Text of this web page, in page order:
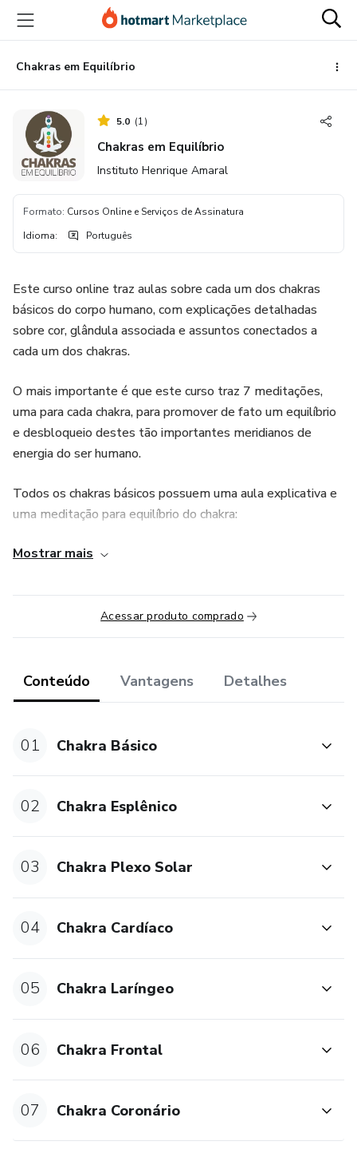
para
conteúdo
principal
para
pagamento
para
rodapéChakras em Equilíbrio
5.0 (1)
Chakras em Equilíbrio
Instituto Henrique Amaral
Formato: Cursos Online e Serviços de Assinatura
Idioma: Português
Este curso online traz aulas sobre cada um dos chakras
básicos do corpo humano, com explicações detalhadas
sobre cor, glândula associada e assuntos conectados a
cada um dos chakras.
O mais importante é que este curso traz 7 meditações,
uma para cada chakra, para promover de fato um equilíbrio
e desbloqueio destes tão importantes meridianos de
energia do ser humano.
Todos os chakras básicos possuem uma aula explicativa e
uma meditação para equilíbrio do chakra:
Chakra - Básico
Chakra - Esplênico
Chakra - Plexo Solar
Chakra - Cardíaco
Chakra - Frontal
Mostrar mais
Acessar produto comprado
Conteúdo Vantagens Detalhes
01 Chakra Básico
02 Chakra Esplênico
03 Chakra Plexo Solar
04 Chakra Cardíaco
05 Chakra Laríngeo
06 Chakra Frontal
07 Chakra Coronário